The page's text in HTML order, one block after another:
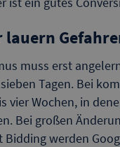
muss erst
Tagen. Bei
vier Wochen, in
Bei großen
Bidding werden